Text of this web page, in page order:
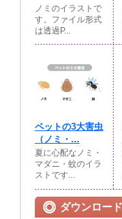
ノミのイラストで
す。ファイル形式
は透過P...
ペットの3大害虫
（ノミ・...
夏に心配なノミ・
マダニ・蚊のイラ
ストです...
ダウンロー